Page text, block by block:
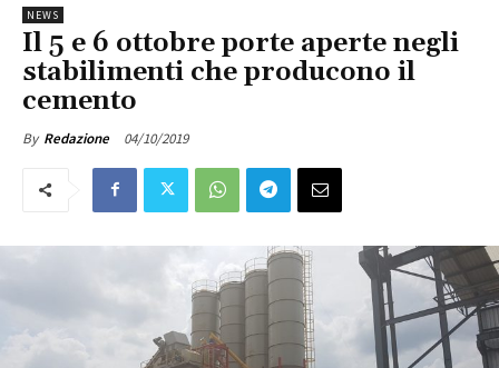
NEWS
Il 5 e 6 ottobre porte aperte negli
stabilimenti che producono il
cemento
By Redazione 04/10/2019